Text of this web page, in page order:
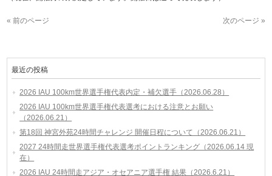
« 前のページ 次のページ »
最近の投稿
2026 IAU 100km世界選手権代表内定・補欠選手（2026.06.28）
2026 IAU 100km世界選手権代表選考における注意とお願い
（2026.06.21）
第18回 神宮外苑24時間チャレンジ 開催日程について（2026.06.21）
2027 24時間走世界選手権代表選考ポイントランキング（2026.06.14 現
在）
2026 IAU 24時間走アジア・オセアニア選手権 結果（2026.6.21）